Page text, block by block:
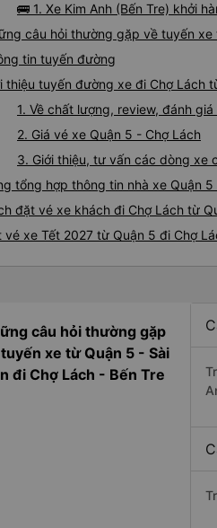
🚌 1. Xe Kim Anh (Bến Tre) khởi
câu hỏi thường gặp về tuyến xe
tin tuyến đường
thiệu tuyến đường xe đi Chợ Lách
1. Về chất lượng, review, đánh
2. Giá vé xe Quận 5 - Chợ Lách
3. Giới thiệu, tư vấn các dòng xe
tổng hợp thông tin nhà xe Quận
đặt vé xe khách đi Chợ Lách từ
vé xe Tết 2027 từ Quận 5 đi Chợ
câu hỏi thường gặp
xe từ Quận 5 - Sài
đi Chợ Lách - Bến Tre